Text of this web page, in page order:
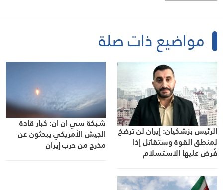
مواضيع ذات صلة
الرئيس بزشكيان: إيران لن ترضخ
لمنطق القوة وستقاتل إذا
فُرض عليها الاستسلام
شبكة سي ان ان: كبار قادة
الجيش الأمريكي يبحثون عن
مخرج من حرب إيران